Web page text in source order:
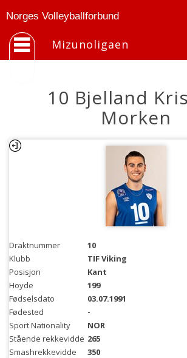
Norges Volleyballforbund
Mizunoligaen
10 Bjelland
Morken
Draktnummer
10
Klubb
TIF Viking
Posisjon
Kant
Hoyde
199
Fødselsdato
03.07.1991
Fødested
-
Sport Nationality
NOR
Stående rekkevidde 265
Smashrekkevidde
350